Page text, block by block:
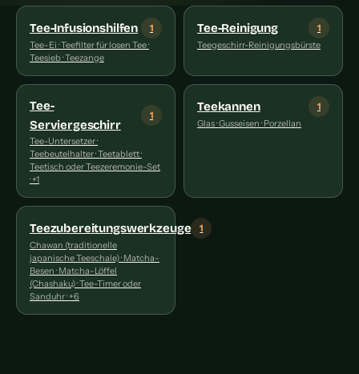
Tee-Infusionshilfen
1
Tee-Ei · Teefilter für losen Tee ·
Teesieb · Teezange
Tee-Reinigung
1
Teegeschirr-Reinigungsbürste
Tee-
Serviergeschirr
1
Tee-Untersetzer ·
Teebeutelhalter · Teetablett ·
Teetisch oder Teezeremonie-Set
· +1
Teekannen
1
Glas · Gusseisen · Porzellan
Teezubereitungswerkzeuge
1
Chawan (traditionelle
japanische Teeschale) · Matcha-
Besen · Matcha-Löffel
(Chashaku) · Tee-Timer oder
Sanduhr · +6